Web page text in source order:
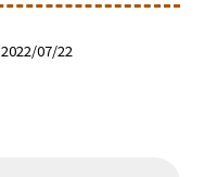
2022/07/22